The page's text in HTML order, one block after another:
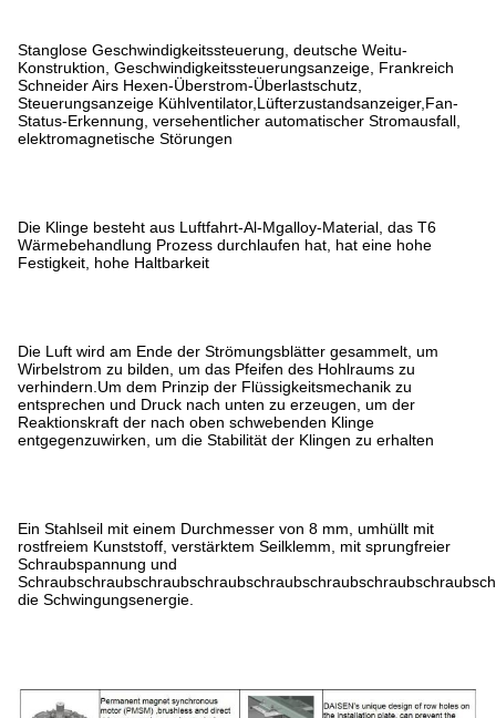
Stanglose Geschwindigkeitssteuerung, deutsche Weitu-
Konstruktion, Geschwindigkeitssteuerungsanzeige, Frankreich
Schneider Airs Hexen-Überstrom-Überlastschutz,
Steuerungsanzeige Kühlventilator,Lüfterzustandsanzeiger,Fan-
Status-Erkennung, versehentlicher automatischer Stromausfall,
elektromagnetische Störungen
Die Klinge besteht aus Luftfahrt-Al-Mgalloy-Material, das T6
Wärmebehandlung Prozess durchlaufen hat, hat eine hohe
Festigkeit, hohe Haltbarkeit
Die Luft wird am Ende der Strömungsblätter gesammelt, um
Wirbelstrom zu bilden, um das Pfeifen des Hohlraums zu
verhindern.Um dem Prinzip der Flüssigkeitsmechanik zu
entsprechen und Druck nach unten zu erzeugen, um der
Reaktionskraft der nach oben schwebenden Klinge
entgegenzuwirken, um die Stabilität der Klingen zu erhalten
Ein Stahlseil mit einem Durchmesser von 8 mm, umhüllt mit
rostfreiem Kunststoff, verstärktem Seilklemm, mit sprungfreier
Schraubspannung und
die Schwingungsenergie.